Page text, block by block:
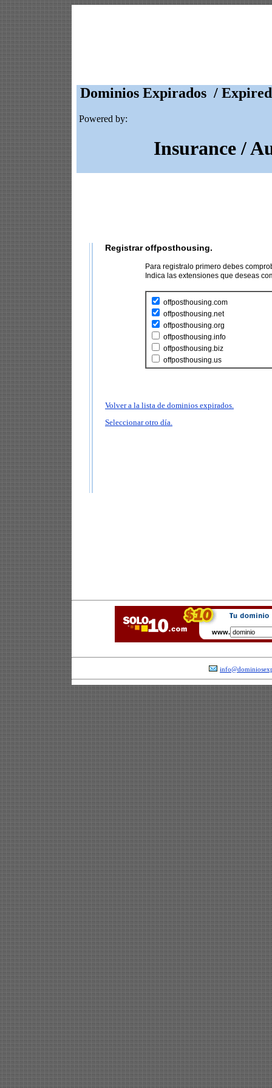
Dominios Expirados /
Powered by:
Insurance /
Registrar offposthousing.
Para registralo primero debes
Indica las extensiones que deseas
offposthousing.com
offposthousing.net
offposthousing.org
offposthousing.info
offposthousing.biz
offposthousing.us
Volver a la lista de dominios expirados.
Seleccionar otro día.
www.